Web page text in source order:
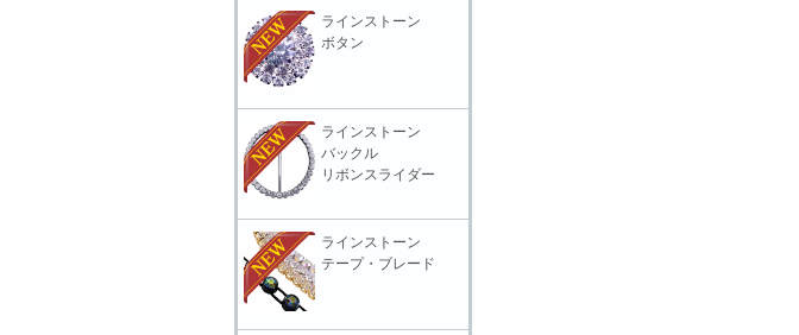
ラインストーン
ボタン
ラインストーン
バックル
リボンスライダー
ラインストーン
テープ・ブレード